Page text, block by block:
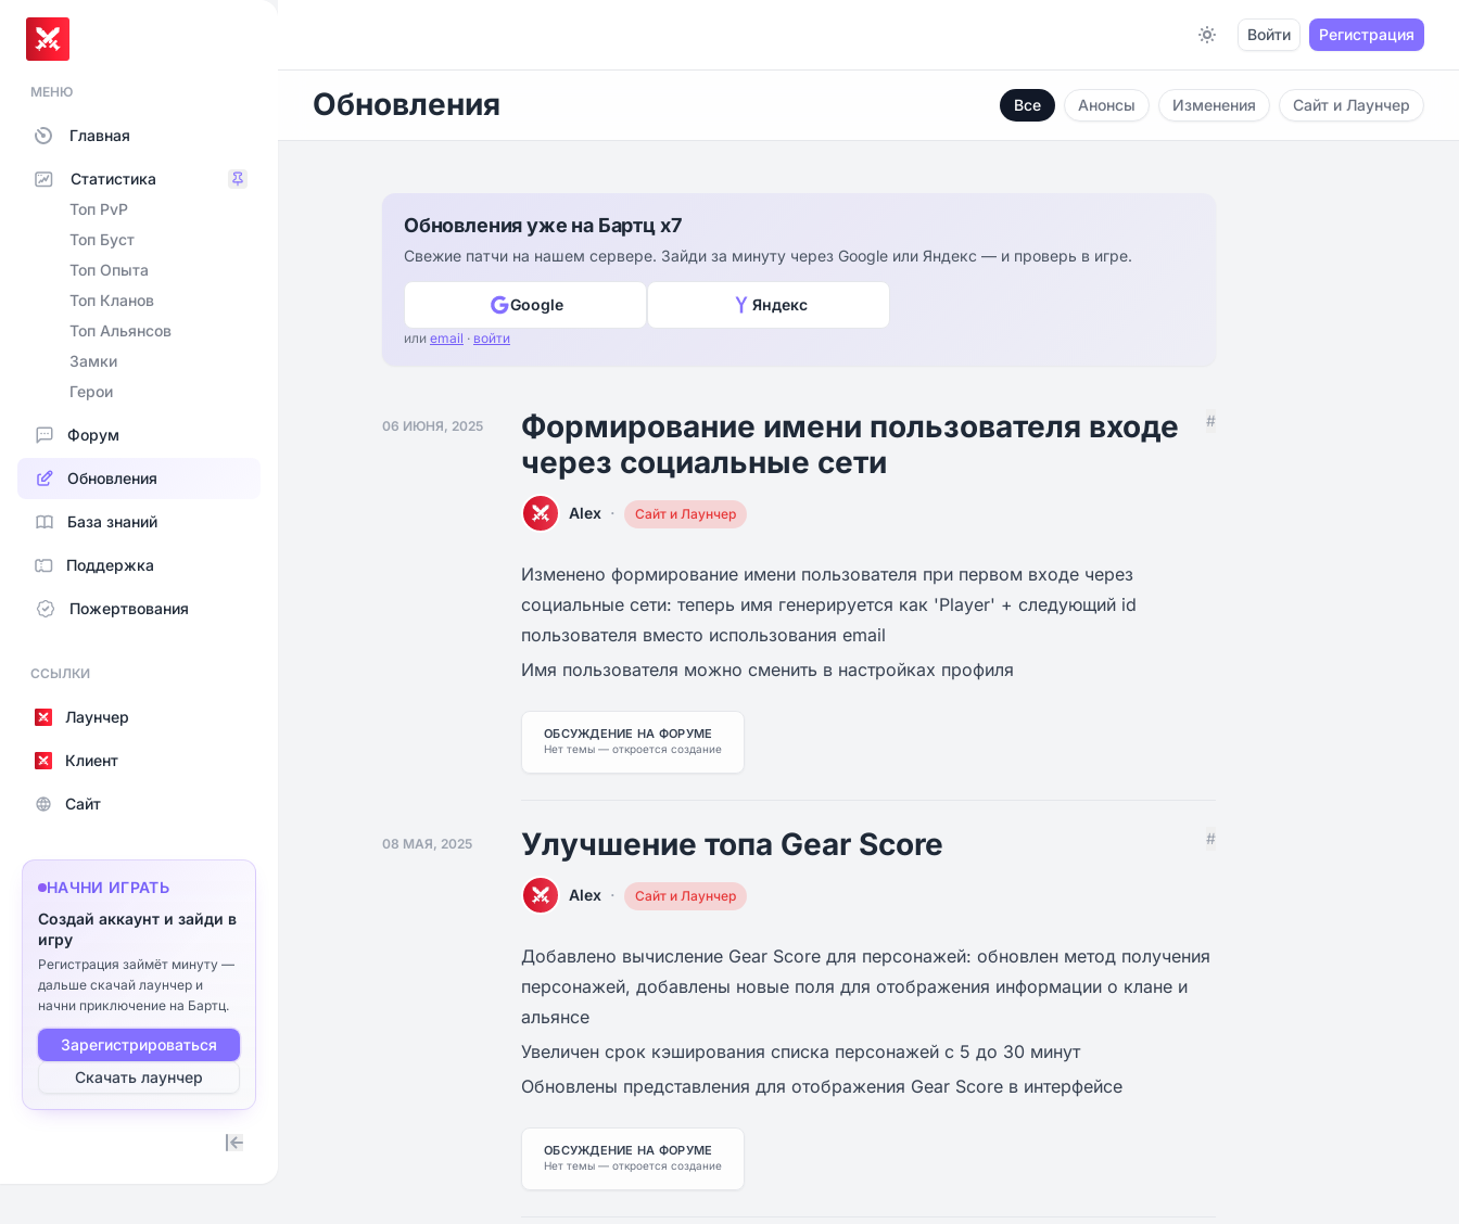
МЕНЮ
Главная
Статистика
Топ PvP
Топ Буст
Топ Опыта
Топ Кланов
Топ Альянсов
Замки
Герои
Форум
Обновления
База знаний
Поддержка
Пожертвования
ССЫЛКИ
Лаунчер
Клиент
Сайт
НАЧНИ ИГРАТЬ
Создай аккаунт и зайди в
игру
Регистрация займёт минуту —
дальше скачай лаунчер и
начни приключение на Бартц.
Зарегистрироваться
Скачать лаунчер
Expand / collapse sidebar
Switch to light / dark version
Войти Регистрация
Обновления Все Анонсы Изменения Сайт и Лаунчер
Обновления уже на Бартц x7
Свежие патчи на нашем сервере. Зайди за минуту через Google или Яндекс — и проверь в игре.
Google Яндекс
или email · войти
06 ИЮНЯ, 2025
Формирование имени пользователя входе
через социальные сети
#
Alex · Сайт и Лаунчер
Изменено формирование имени пользователя при первом входе через
социальные сети: теперь имя генерируется как 'Player' + следующий id
пользователя вместо использования email
Имя пользователя можно сменить в настройках профиля
ОБСУЖДЕНИЕ НА ФОРУМЕ
Нет темы — откроется создание
08 МАЯ, 2025 Улучшение топа Gear Score #
Alex · Сайт и Лаунчер
Добавлено вычисление Gear Score для персонажей: обновлен метод получения
персонажей, добавлены новые поля для отображения информации о клане и
альянсе
Увеличен срок кэширования списка персонажей с 5 до 30 минут
Обновлены представления для отображения Gear Score в интерфейсе
ОБСУЖДЕНИЕ НА ФОРУМЕ
Нет темы — откроется создание